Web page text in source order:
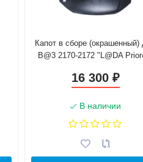
Капот в сборе (окрашенный)
B@3 2170-2172 "L@DA
Челны
16 300 ₽
В наличии